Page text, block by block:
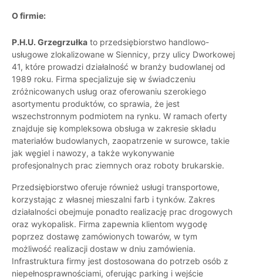
O firmie:
P.H.U. Grzegrzułka to przedsiębiorstwo handlowo-
usługowe zlokalizowane w Siennicy, przy ulicy Dworkowej
41, które prowadzi działalność w branży budowlanej od
1989 roku. Firma specjalizuje się w świadczeniu
zróżnicowanych usług oraz oferowaniu szerokiego
asortymentu produktów, co sprawia, że jest
wszechstronnym podmiotem na rynku. W ramach oferty
znajduje się kompleksowa obsługa w zakresie składu
materiałów budowlanych, zaopatrzenie w surowce, takie
jak węgiel i nawozy, a także wykonywanie
profesjonalnych prac ziemnych oraz roboty brukarskie.
Przedsiębiorstwo oferuje również usługi transportowe,
korzystając z własnej mieszalni farb i tynków. Zakres
działalności obejmuje ponadto realizację prac drogowych
oraz wykopalisk. Firma zapewnia klientom wygodę
poprzez dostawę zamówionych towarów, w tym
możliwość realizacji dostaw w dniu zamówienia.
Infrastruktura firmy jest dostosowana do potrzeb osób z
niepełnosprawnościami, oferując parking i wejście